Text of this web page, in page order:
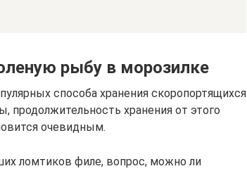
рыбу в морозилке
способа хранения скоропортящихся
продолжительность хранения от этого
очевидным.
ломтиков филе, вопрос, можно ли